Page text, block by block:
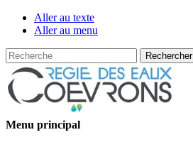
Aller au texte
Aller au menu
Recherche
Passer
Menu principal